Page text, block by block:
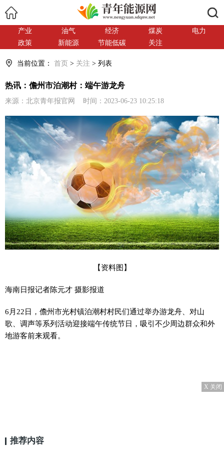
产业 油气 经济 煤炭
电力
政策
新能源 节能低碳 关注
当前位置： 首页 > 关注 > 列表
热讯：儋州市泊潮村：端午游龙舟
来源：北京青年报官网 时间：2023-06-23 10:25:18
【资料图】
海南日报记者陈元才 摄影报道
6月22日，儋州市光村镇泊潮村村民们通过举办游龙舟、对山
歌、调声等系列活动迎接端午传统节日，吸引不少周边群众和外
地游客前来观看。
X 关闭
推荐内容